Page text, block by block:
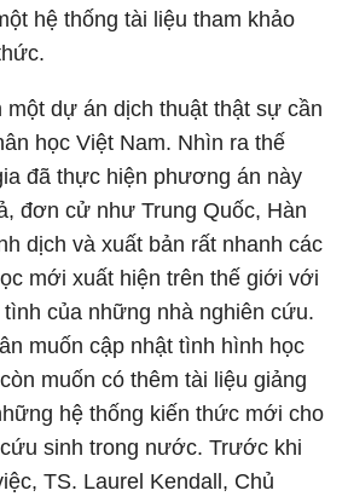
hệ thống tài liệu tham khảo
dự án dịch thuật thật sự cần
học Việt Nam. Nhìn ra thế
đã thực hiện phương án này
đơn cử như Trung Quốc, Hàn
dịch và xuất bản rất nhanh các
mới xuất hiện trên thế giới với
của những nhà nghiên cứu.
muốn cập nhật tình hình học
muốn có thêm tài liệu giảng
hệ thống kiến thức mới cho
sinh trong nước. Trước khi
TS. Laurel Kendall, Chủ